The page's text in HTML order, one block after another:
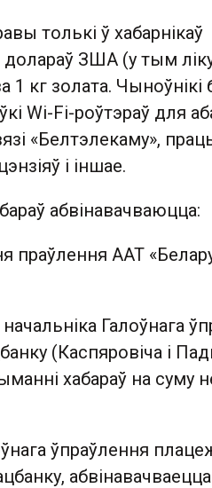
толькі ў хабарнікаў
долараў ЗША (у тым
кг золата. Чыноўнікі
Wi-Fi-роўтэраў для
«Белтэлекаму»,
і іншае.
абвінавачваюцца:
праўлення ААТ
Галоўнага
(Каспяровіча і
хабараў на суму
ўпраўлення